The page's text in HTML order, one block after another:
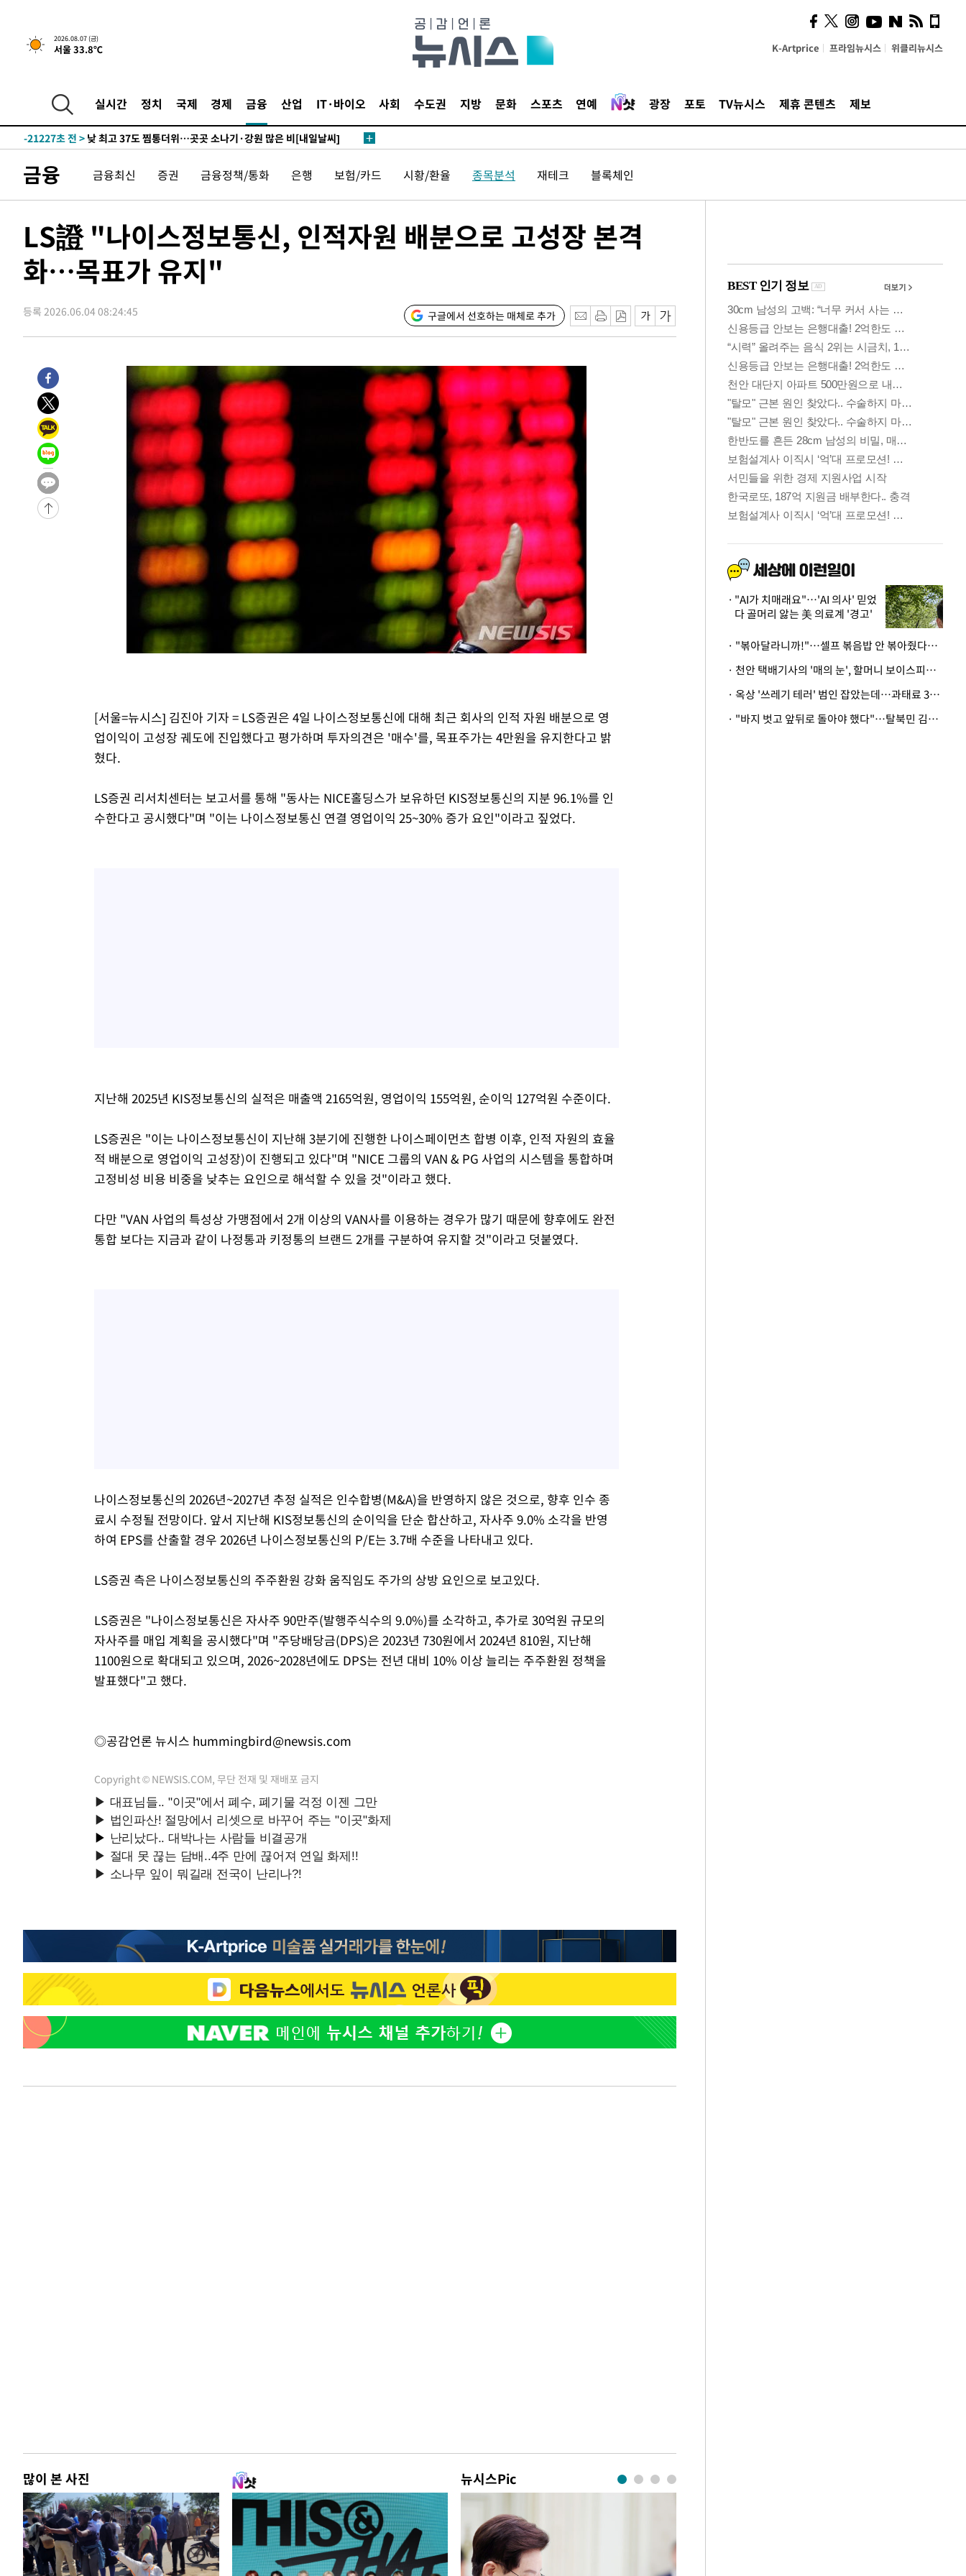
2026.08.07 (금)
서울 33.8℃ K-Artprice 프라임뉴시스 위클리뉴시스
실시간 정치 국제 경제 금융 산업 IT·바이오 사회 수도권 지방 문화 스포츠 연예 광장 포토 TV뉴시스 제휴 콘텐츠 제보
-31761초 전 >이란, "오만과 '중앙 단일 루트' 합의…북쪽 인바운드·남쪽 아웃바
운드는 임시"
-23329초 전 >"낮 기온 소폭 하락"…수도권 폭염중대경보, 폭염경보로 하향
-23256초 전 >
[단독]중수청 지원 검사들, 정원 초과 시 낮은 계급 임용…희망지 못
-21227초 전 >
-19533초 전 > SK하이닉스, 용인·청주 팹에 54조 투자…"AI 메모리 수요 선제 대
-15642초 전 >
외국인 심판 성 접대 7경기 들여다보니…한국 축구 '5승 2무'
-15376초 전 >[속보]코스닥, 2.86포인트(0.36%) 내린 798.81마감
-15309초 전 > [속보]원·달러 환율, 7.7원 내린 1416.1원 마감
-15198초 전 >[속보] 노원서 40.1도 관측…서울, 2018년 이후 첫 40도
-12288초 전 >[속보]종합특검, '계엄 수용공간 확보' 신용해 前교정본부장 기소
-11132초 전 >11시간 압수수색에 성접대 파문까지…'쑥대밭' 된 축구협회
-10154초 전 >[속보]규제합리화위원회 부위원장에 김태유 서울대 공대 교수…이
-1837초 전 >
[속보] 7월 중국 수출 23.9%↑ 수입 27.5%↑…무역총액 25.3%↑
16분 전 >
[속보]'채상병 순직 책임' 임성근, 항소심도 징역 3년
18분 전 >
[속보]종합특검, '관저이전 봐주기 감사' 유병호 구속기소
-31761초 전 >
이란, "오만과 '중앙 단일 루트' 합의…북쪽 인바운드·남쪽 아웃바
운드는 임시"
-23329초 전 >
"낮 기온 소폭 하락"…수도권 폭염중대경보, 폭염경보로 하향
-23293초 전 >
[속보]이 대통령, '호우피해' 안동·의성 관할 4개 면 특별재난지역
선포
-23256초 전 >
[단독]중수청 지원 검사들, 정원 초과 시 낮은 계급 임용…희망지 못
갈 수도
-21227초 전 >
낮 최고 37도 찜통더위…곳곳 소나기·강원 많은 비[내일날씨]
SK하이닉스, 용인·청주 팹에 54조 투자…"AI 메모리 수요 선제 대
여자배구 이재영·이다영 자매, 아제르바이잔 투란VC 입단
외국인 심판 성 접대 7경기 들여다보니…한국 축구 '5승 2무'
[속보]코스닥, 2.86포인트(0.36%) 내린 798.81마감
[속보]코스피, 6200선 약보합…0.60% 내린 6258.77에 마쳐
[속보]원·달러 환율, 7.7원 내린 1416.1원 마감
11시간 압수수색에 성접대 파문까지…'쑥대밭' 된 축구협회
[속보]규제합리화위원회 부위원장에 김태유 서울대 공대 교수…이
[속보]국힘 윤리위, '돌려차기 발언' 진종오·서범수 징계 절차 개시
[속보]'채상병 순직 책임' 임성근, 항소심도 징역 3년
[속보]종합특검, '관저이전 봐주기 감사' 유병호 구속기소
금융 금융최신 증권 금융정책/통화 은행 보험/카드 시황/환율 종목분석 재테크 블록체인
LS證 "나이스정보통신, 인적자원 배분으로 고성장 본격
화…목표가 유지"
등록 2026.06.04 08:24:45 구글에서 선호하는 매체로 추가
[서울=뉴시스] 김진아 기자 = LS증권은 4일 나이스정보통신에 대해 최근 회사의 인적 자원 배분으로 영
업이익이 고성장 궤도에 진입했다고 평가하며 투자의견은 '매수'를, 목표주가는 4만원을 유지한다고 밝
혔다.
LS증권 리서치센터는 보고서를 통해 "동사는 NICE홀딩스가 보유하던 KIS정보통신의 지분 96.1%를 인
수한다고 공시했다"며 "이는 나이스정보통신 연결 영업이익 25~30% 증가 요인"이라고 짚었다.
지난해 2025년 KIS정보통신의 실적은 매출액 2165억원, 영업이익 155억원, 순이익 127억원 수준이다.
LS증권은 "이는 나이스정보통신이 지난해 3분기에 진행한 나이스페이먼츠 합병 이후, 인적 자원의 효율
적 배분으로 영업이익 고성장)이 진행되고 있다"며 "NICE 그룹의 VAN & PG 사업의 시스템을 통합하며
고정비성 비용 비중을 낮추는 요인으로 해석할 수 있을 것"이라고 했다.
다만 "VAN 사업의 특성상 가맹점에서 2개 이상의 VAN사를 이용하는 경우가 많기 때문에 향후에도 완전
통합 보다는 지금과 같이 나정통과 키정통의 브랜드 2개를 구분하여 유지할 것"이라고 덧붙였다.
나이스정보통신의 2026년~2027년 추정 실적은 인수합병(M&A)을 반영하지 않은 것으로, 향후 인수 종
료시 수정될 전망이다. 앞서 지난해 KIS정보통신의 순이익을 단순 합산하고, 자사주 9.0% 소각을 반영
하여 EPS를 산출할 경우 2026년 나이스정보통신의 P/E는 3.7배 수준을 나타내고 있다.
LS증권 측은 나이스정보통신의 주주환원 강화 움직임도 주가의 상방 요인으로 보고있다.
LS증권은 "나이스정보통신은 자사주 90만주(발행주식수의 9.0%)를 소각하고, 추가로 30억원 규모의
자사주를 매입 계획을 공시했다"며 "주당배당금(DPS)은 2023년 730원에서 2024년 810원, 지난해
1100원으로 확대되고 있으며, 2026~2028년에도 DPS는 전년 대비 10% 이상 늘리는 주주환원 정책을
발표했다"고 했다.
◎공감언론 뉴시스 hummingbird@newsis.com
Copyright © NEWSIS.COM, 무단 전재 및 재배포 금지
많이 본 사진 뉴시스Pic
시, 스마트폰 액세서리에
NFC 더했다
"AI가 치매래요"…'AI 의사' 믿었
다 골머리 앓는 美 의료계 '경고'
· "볶아달라니까!"…셀프 볶음밥 안 볶아줬다고 사장 폭행한 손님
· 천안 택배기사의 '매의 눈', 할머니 보이스피싱 피해 막아
· 옥상 '쓰레기 테러' 범인 잡았는데…과태료 3만원 처분에 숙박업주 허탈
· "바지 벗고 앞뒤로 돌아야 했다"…탈북민 김서아, 기쁨조 검사 수치심 회상